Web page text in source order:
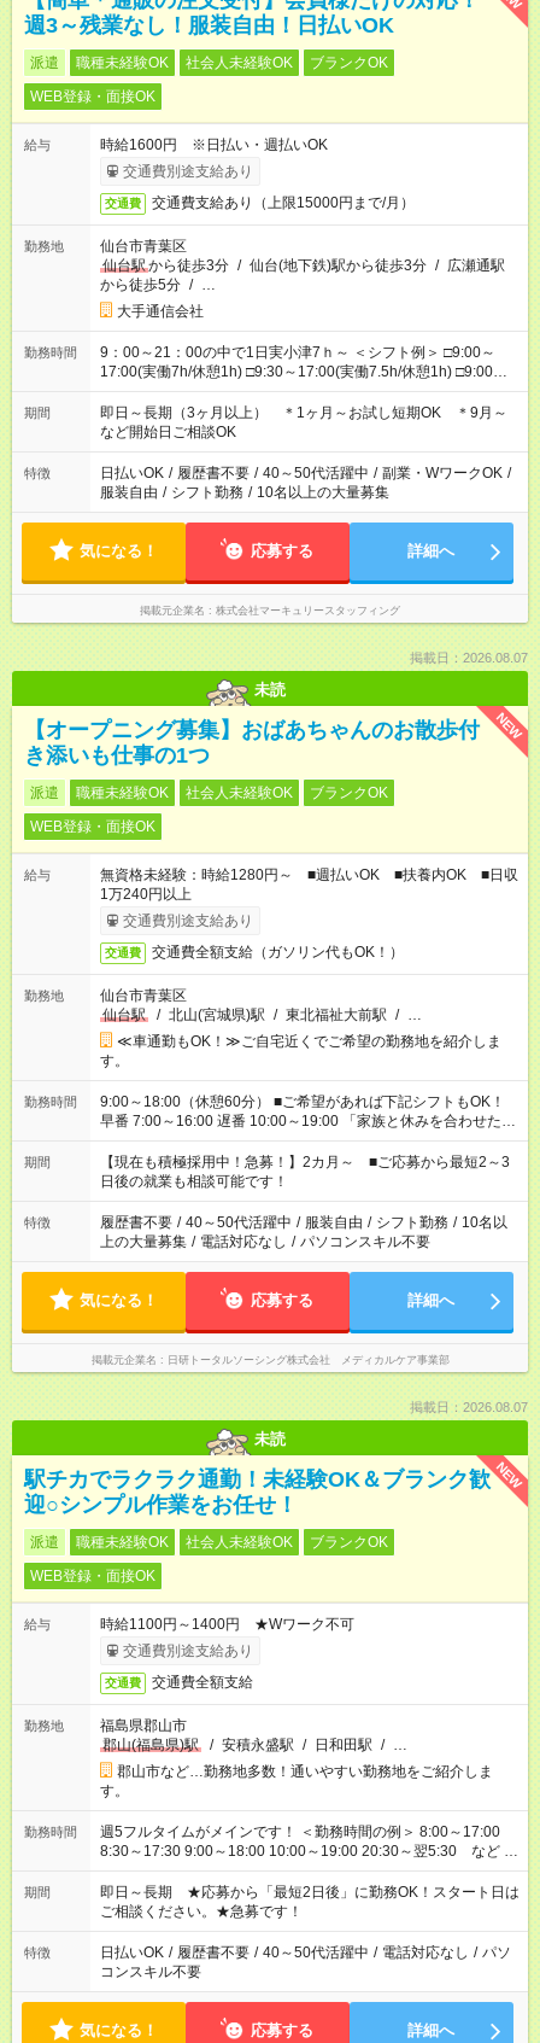
週3～残業なし！服装自由！日払いOK
派遣 職種未経験OK 社会人未経験OK
ブランクOK
WEB登録・面接OK
給与
時給1600円 ※日払い・週払いOK
交通費別途支給あり
交通費 交通費支給あり（上限15000円まで/月）
勤務地
仙台市青葉区
仙台駅から徒歩3分 / 仙台(地下鉄)駅から徒歩3分 / 広瀬通駅
から徒歩5分 / …
大手通信会社
勤務時間
9：00～21：00の中で1日実小津7ｈ～ ＜シフト例＞ □9:00～
17:00(実働7h/休憩1h) □9:30～17:00(実働7.5h/休憩1h) □9:00～
18:00(実働8h/休憩1h) □10:00～19:00(実働8h/休憩1h) □11:00～
20:00(実働8h/休憩1h) □13:00～21:00(実働7h/休憩1h) ＊固定シ
フトOK
期間
即日～長期（3ヶ月以上） ＊1ヶ月～お試し短期OK ＊9月～
など開始日ご相談OK
特徴 日払いOK / 履歴書不要 / 40～50代活躍中 / 副業・WワークOK /
服装自由 / シフト勤務 / 10名以上の大量募集
気になる！ 応募する 詳細へ
掲載元企業名 株式会社マーキュリースタッフィング
掲載日：2026.08.07
未読
NEW
【オープニング募集】おばあちゃんのお散歩付
き添いも仕事の1つ
派遣 職種未経験OK 社会人未経験OK
ブランクOK
WEB登録・面接OK
給与
無資格未経験：時給1280円～ ■週払いOK ■扶養内OK ■日収
1万240円以上
交通費別途支給あり
交通費 交通費全額支給（ガソリン代もOK！）
勤務地
仙台市青葉区
仙台駅
/ 北山(宮城県)駅 / 東北福祉大前駅 / …
≪車通勤もOK！≫ご自宅近くでご希望の勤務地を紹介しま
す。
勤務時間
9:00～18:00（休憩60分） ■ご希望があれば下記シフトもOK！
早番 7:00～16:00 遅番 10:00～19:00 「家族と休みを合わせた
い」 「余裕を持って夕飯の準備がしたい」 「できれば残業はし
たくない」 など、ご希望を教えてくださいね。 ※Wワーク希望
の方へ 今ご覧のお仕事で希望する勤務時間と、もう1つのお仕事
の勤務時間。 合計で週40時間を超える場合は応募できません。
期間
【現在も積極採用中！急募！】2カ月～ ■ご応募から最短2～3
日後の就業も相談可能です！
特徴 履歴書不要 / 40～50代活躍中 / 服装自由 / シフト勤務 / 10名以
上の大量募集 / 電話対応なし / パソコンスキル不要
気になる！ 応募する 詳細へ
掲載元企業名 日研トータルソーシング株式会社 メディカルケア事業部
掲載日：2026.08.07
未読
NEW
駅チカでラクラク通勤！未経験OK＆ブランク歓
迎○シンプル作業をお任せ！
派遣 職種未経験OK 社会人未経験OK
ブランクOK
WEB登録・面接OK
給与
時給1100円～1400円 ★Wワーク不可
交通費別途支給あり
交通費 交通費全額支給
勤務地
福島県郡山市
郡山(福島県)駅
/ 安積永盛駅 / 日和田駅 / …
郡山市など…勤務地多数！通いやすい勤務地をご紹介しま
す。
勤務時間
週5フルタイムがメインです！ ＜勤務時間の例＞ 8:00～17:00
8:30～17:30 9:00～18:00 10:00～19:00 20:30～翌5:30 など ★
その他にも勤務時間多数！ 日勤のみ、残業なし、交替制など
ご希望を教えてください！
期間
即日～長期 ★応募から「最短2日後」に勤務OK！スタート日は
ご相談ください。★急募です！
特徴 日払いOK / 履歴書不要 / 40～50代活躍中 / 電話対応なし / パソ
コンスキル不要
気になる！ 応募する 詳細へ